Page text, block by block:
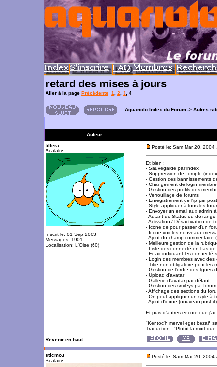
retard des mises à jours
Aller à la page Précédente 1 2 3 4
Aquariolo Index du Forum -> Autres
Auteur
tillera
Scalaire
Inscrit le: 01 Sep 2003
Messages: 1901
Localisation: L'Oise (60)
Posté le: Sam Mar 20, 2004
Et bien :
- Sauvegarde par index
- Suppression de compte
- Gestion des bannissements
- Changement de login
- Gestion des profils des
- Verrouillage de forums
- Enregistrement de l'ip par
- Style appliquer à tous les
- Envoyer un email aux admin
- Autant de Status ou de rangs
- Activation / Désactivation de
- Icone de pour passer d'un
- Icone voir les nouveaux
- Ajout du champ commentaire
- Meilleure gestion de la
- Liste des connecté en bas de
- Eclair indiquant les connecté
- Login des membres avec
- Titre non obligatoire pour les
- Gestion de l'ordre des lignes
- Upload d'avatar
- Gallerie d'avatar par défaut
- Gestion des smileys par
- Affichage des sections du
- On peut appliquer un style à
- Ajout d'icone (nouveau post-
Et puis d'autres encore que j'ai
"Kentoc'h mervel eget bezañ
Traduction : "Plutôt la mort que
Revenir en haut
sticmou
Scalaire
Posté le: Sam Mar 20, 2004